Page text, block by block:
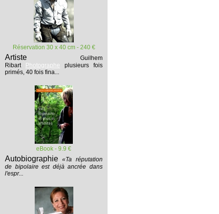
Réservation 30 x 40 cm - 240 €
Artiste
Guilhem
Ribart
Photographe plusieurs fois
primés, 40 fois fina...
eBook - 9.9 €
Autobiographie «Ta réputation
de bipolaire est déjà ancrée dans
l'espr...